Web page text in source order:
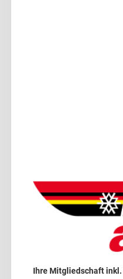
Ihre Mitgliedschaft